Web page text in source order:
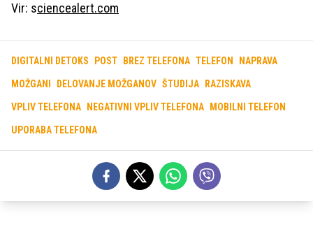
Vir: sciencealert.com
DIGITALNI DETOKS POST BREZ TELEFONA TELEFON NAPRAVA
MOŽGANI DELOVANJE MOŽGANOV ŠTUDIJA RAZISKAVA
VPLIV TELEFONA NEGATIVNI VPLIV TELEFONA MOBILNI TELEFON
UPORABA TELEFONA